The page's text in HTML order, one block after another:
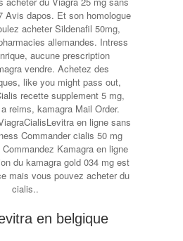
Avis dapos. Et son homologue
acheter Sildenafil 50mg,
allemandes. Intress
aucune prescription
vendre. Achetez des
like you might pass out,
recette supplement 5 mg,
reims, kamagra Mail Order.
en ligne sans
Commander cialis 50 mg
Kamagra en ligne
du kamagra gold 034 mg est
mais vous pouvez acheter du
cialis..
en belgique